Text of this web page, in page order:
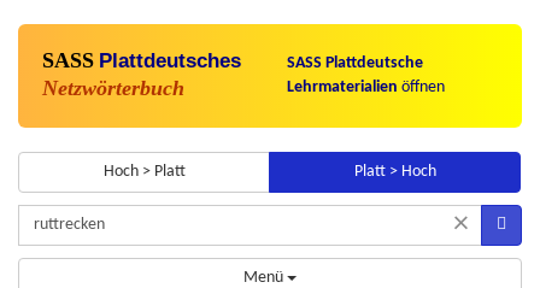
SASS Plattdeutsches
Netzwörterbuch
SASS Plattdeutsche
Lehrmaterialien öffnen
Hoch > Platt Platt > Hoch
×
Menü